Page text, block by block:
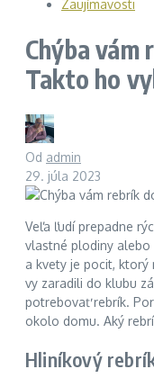
Zaujímavosti
Chýba vám
Takto ho
Od admin
29. júla 2023
Veľa ľudí prepadne
vlastné plodiny
a kvety je pocit, ktorý
vy zaradili do klubu
potrebovať rebrík.
okolo domu. Aký
Hliníkový